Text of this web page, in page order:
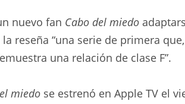
nuevo fan Cabo del miedo
reseña “una serie de primera
una relación de clase F”.
miedo se estrenó en Apple TV el